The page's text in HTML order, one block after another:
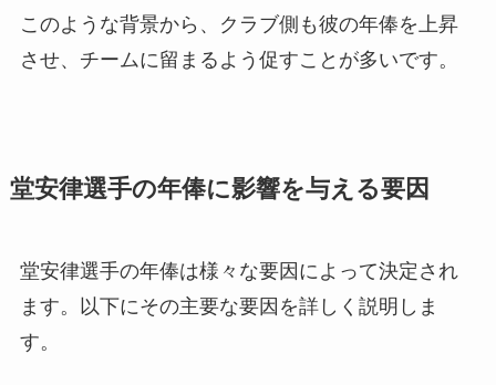
このような背景から、クラブ側も彼の年俸を上昇
させ、チームに留まるよう促すことが多いです。
堂安律選手の年俸に影響を与える要因
堂安律選手の年俸は様々な要因によって決定され
ます。以下にその主要な要因を詳しく説明しま
す。